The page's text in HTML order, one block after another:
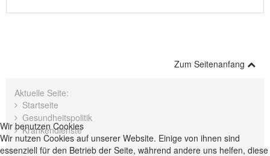
Zum Seitenanfang
Aktuelle Seite:
Startseite
Gesundheitspolitik
Krankendienste
Wir benutzen Cookies
Wir nutzen Cookies auf unserer Website. Einige von ihnen sind
essenziell für den Betrieb der Seite, während andere uns helfen, diese